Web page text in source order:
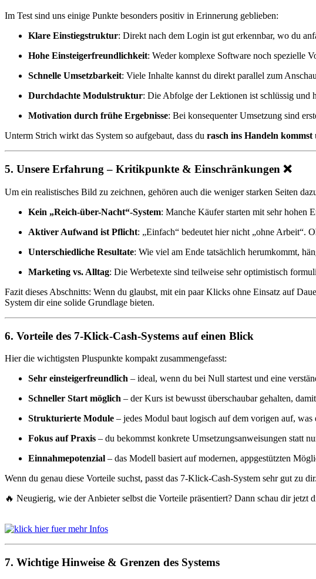
Im Test sind uns einige Punkte besonders positiv in Erinnerung geblieben:
Klare Einstiegstruktur: Direkt nach dem Login ist gut erkennbar, wo du
Hohe Einsteigerfreundlichkeit: Weder komplexe Software noch spezielle
Schnelle Umsetzbarkeit: Viele Inhalte kannst du direkt parallel zum
Durchdachte Modulstruktur: Die Abfolge der Lektionen ist schlüssig und
Motivation durch frühe Ergebnisse: Bei konsequenter Umsetzung sind
Unterm Strich wirkt das System so aufgebaut, dass du rasch ins Handeln kommst
5. Unsere Erfahrung – Kritikpunkte & Einschränkungen ❌
Um ein realistisches Bild zu zeichnen, gehören auch die weniger starken Seiten
Kein „Reich-über-Nacht“-System: Manche Käufer starten mit sehr hohen
Aktiver Aufwand ist Pflicht: „Einfach“ bedeutet hier nicht „ohne Arbeit“.
Unterschiedliche Resultate: Wie viel am Ende tatsächlich herumkommt,
Marketing vs. Alltag: Die Werbetexte sind teilweise sehr optimistisch
Fazit dieses Abschnitts: Wenn du glaubst, mit ein paar Klicks ohne Einsatz auf
System dir eine solide Grundlage bieten.
6. Vorteile des 7-Klick-Cash-Systems auf einen Blick
Hier die wichtigsten Pluspunkte kompakt zusammengefasst:
Sehr einsteigerfreundlich – ideal, wenn du bei Null startest und eine
Schneller Start möglich – der Kurs ist bewusst überschaubar gehalten,
Strukturierte Module – jedes Modul baut logisch auf dem vorigen auf,
Fokus auf Praxis – du bekommst konkrete Umsetzungsanweisungen statt
Einnahmepotenzial – das Modell basiert auf modernen, appgestützten
Wenn du genau diese Vorteile suchst, passt das 7-Klick-Cash-System sehr gut zu dir.
🔥 Neugierig, wie der Anbieter selbst die Vorteile präsentiert? Dann schau dir jetzt
7. Wichtige Hinweise & Grenzen des Systems